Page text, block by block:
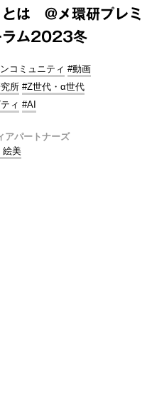
とは @メ環研プレミ
ラム2023冬
コミュニティ #動画
所 #Z世代・α世代
ィ #AI
アパートナーズ
絵美